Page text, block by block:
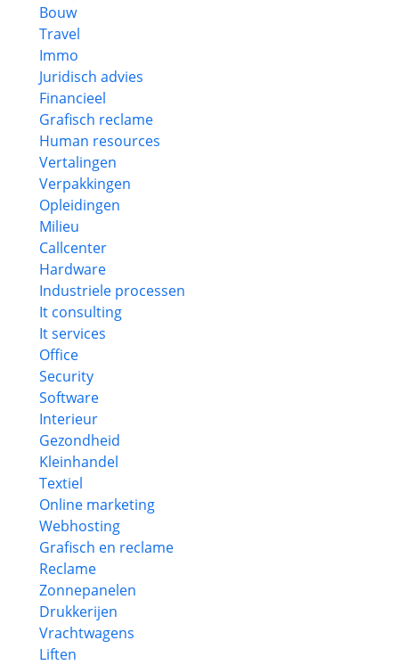
Bouw
Travel
Immo
Juridisch advies
Financieel
Grafisch reclame
Human resources
Vertalingen
Verpakkingen
Opleidingen
Milieu
Callcenter
Hardware
Industriele processen
It consulting
It services
Office
Security
Software
Interieur
Gezondheid
Kleinhandel
Textiel
Online marketing
Webhosting
Grafisch en reclame
Reclame
Zonnepanelen
Drukkerijen
Vrachtwagens
Liften